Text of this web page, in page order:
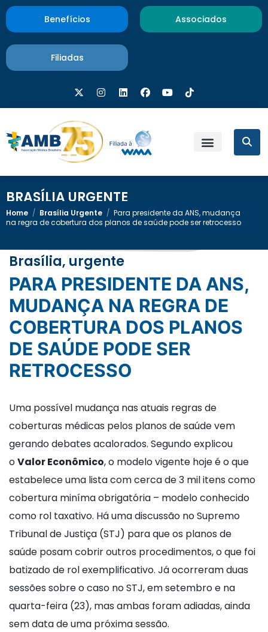
Benefícios Associados
Filiadas
BRASÍLIA URGENTE
Home / Brasília Urgente / Para presidente da ANS, mudança
na regra de cobertura dos planos de saúde pode ser retrocesso
Brasília, urgente
PARA PRESIDENTE DA ANS,
MUDANÇA NA REGRA DE
COBERTURA DOS PLANOS
DE SAÚDE PODE SER
RETROCESSO
Uma possível mudança nas atuais regras de
coberturas médicas pelos planos de saúde vem
gerando debates acalorados. Segundo explicou
oValor Econômico, o modelo vigente hoje é o que
estabelece uma lista com cerca de 3 mil itens como
cobertura miníma obrigatória – modelo conhecido
como rol taxativo. Há uma discussão no Supremo
Tribunal de Justiça (STJ) para que os planos de
saúde posam cobrir outros procedimentos, o que foi
batizado de rol exemplificativo. Já ocorreram duas
sessões sobre o caso no STJ, em setembro e na
quarta-feira (23), mas ambas foram adiadas, ainda
sem data de uma próxima sessão.